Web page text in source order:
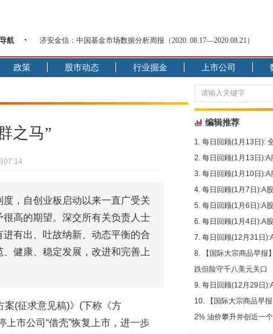
航
济安金信：中国基金市场数据分析周报（2020. 08.17—2020.08.21）
【见·闻】疫情下，新加坡旅游业步履维艰
记者手记：疫情下的香港零售业如何浴火重生？
【见·闻】疫情下一家香港传统零售商的转型突围之旅
济安金信：中国基金市场数据分析周报（2020. 07.27—2020.07.31）
【新华财经调查】同业存单、结构性存款玩起“跷跷板” 结构性失衡藏
在“隐秘的角落”
恒生聚源：北斗收官之星发射成功，全产业链解析
济安金信：中国基金市场数据分析周报（2020. 08.17—2020.08.21）
政策 股市动态 行业掘金 上市公司
之马”
07:14
，自创业板启动以来一直广受关
高的期望。深交所有关负责人士
有出、吐故纳新、动态平衡的合
健康、稳定发展，改进和完善上
案(征求意见稿)》(下称《方
市公司“借壳”恢复上市，进一步
编辑推荐
每日回顾(1月13日):
每日回顾(1月13日):A
每日回顾(1月10日):A
每日回顾(1月7日):A
每日回顾(1月6日):A
每日回顾(1月4日):A
每日回顾(12月31日
【国际大宗商品早
跌但险守千八美元关口
每日回顾(12月29日
【国际大宗商品早
2% 油价攀升并创近一